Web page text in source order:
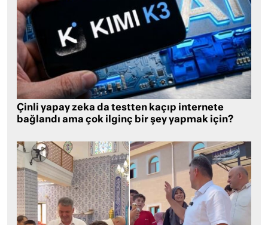
Çinli yapay zeka da testten kaçıp internete
bağlandı ama çok ilginç bir şey yapmak için?